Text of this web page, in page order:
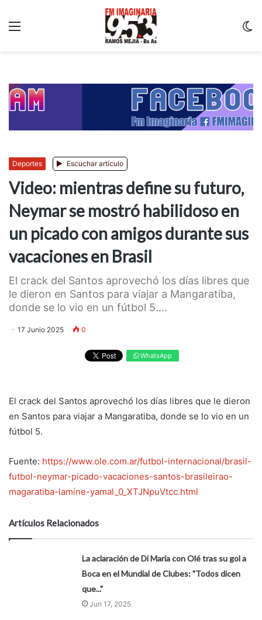
Deportes Escuchar artículo
Video: mientras define su futuro,
Neymar se mostró habilidoso en
un picado con amigos durante sus
vacaciones en Brasil
El crack del Santos aprovechó los días libres que
le dieron en Santos para viajar a Mangaratiba,
donde se lo vio en un fútbol 5....
17 Junio 2025 0
WhatsApp
El crack del Santos aprovechó los días libres que le dieron
en Santos para viajar a Mangaratiba, donde se lo vio en un
fútbol 5.
Fuente: https://www.ole.com.ar/futbol-internacional/brasil-
futbol-neymar-picado-vacaciones-santos-brasileirao-
magaratiba-lamine-yamal_0_XTJNpuVtcc.html
Artículos Relacionados
La aclaración de Di María con Olé tras su gol a
Boca en el Mundial de Clubes: "Todos dicen
que..."
Jun 17, 2025